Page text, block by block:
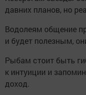
давних планов, но
Водолеям общение
и будет полезным,
Рыбам стоит быть
к интуиции и
доход.